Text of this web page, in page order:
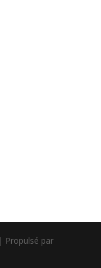
| Propulsé par